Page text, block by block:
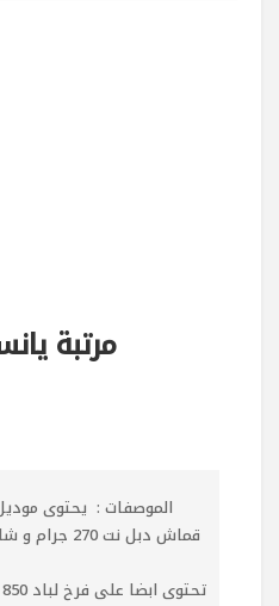
مرتبة
الموصفات : يحتوى
قماش دبل نت